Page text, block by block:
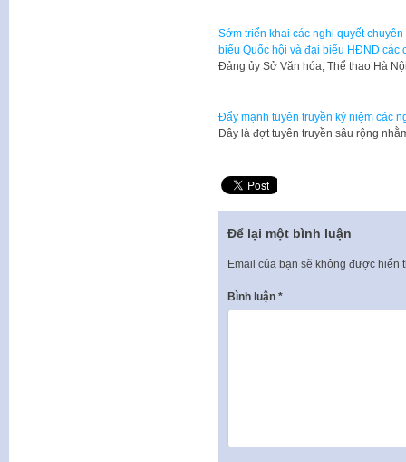
Sớm triển khai các nghị quyết
biểu Quốc hội và đại biểu HĐND các
Đảng ủy Sở Văn hóa, Thể thao Hà
Đẩy mạnh tuyên truyền kỷ niệm các
Đây là đợt tuyên truyền sâu rộng
Để lại một bình luận
Email của bạn sẽ không được hiển
Bình luận *